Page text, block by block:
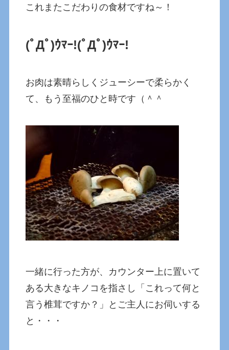
これまたこだわりの食材ですね～！
(ﾟДﾟ)ｳﾏｰ!(ﾟДﾟ)ｳﾏｰ!
お肉は素晴らしくジューシーで柔らかく
て、もう至福のひと時です（＾＾
一緒に行った方が、カウンター上に置いて
ある大きなキノコを指さし「これって何と
言う椎茸ですか？」とご主人にお伺いする
と・・・